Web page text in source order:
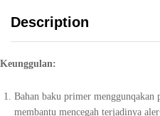
Description
Keunggulan:
Bahan baku primer
membantu mencegah terjadinya